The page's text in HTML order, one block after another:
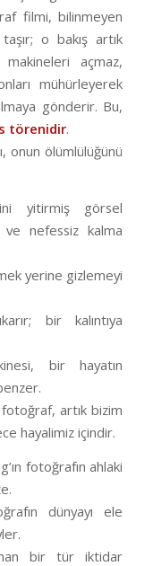
filmi, bilinmeyen
o bakış artık
açmaz,
mühürleyerek
gönderir. Bu,
törenidir.
onun ölümlülüğünü
yitirmiş görsel
ve nefessiz kalma
yerine gizlemeyi
bir kalıntıya
bir hayatın
artık bizim
hayalimiz içindir.
fotoğrafın ahlaki
dünyayı ele
bir tür iktidar